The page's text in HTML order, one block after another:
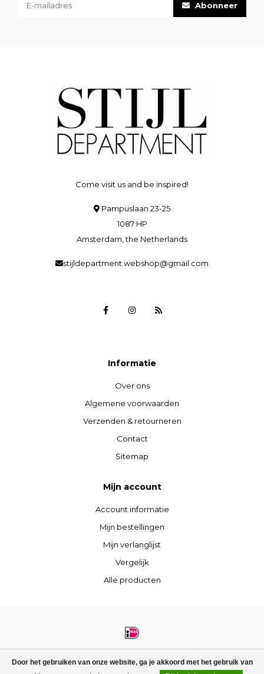
Door het gebruiken van onze website, ga je akkoord met het gebruik van
Abonneer
Come visit us and be inspired!
Pampuslaan 23-25
1087 HP
Amsterdam, the Netherlands
stijldepartment.webshop@gmail.com
Informatie
Over ons
Algemene voorwaarden
Verzenden & retourneren
Contact
Sitemap
Mijn account
Account informatie
Mijn bestellingen
Mijn verlanglijst
Vergelijk
Alle producten
© Copyright 2026 STIJLdepartment - Powered byLightspeed- Theme by